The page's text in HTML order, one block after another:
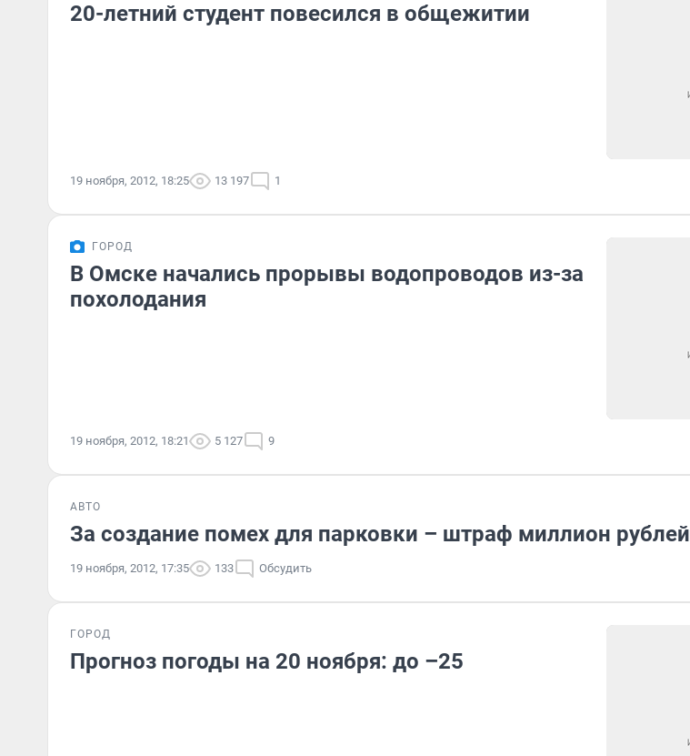
20-летний студент повесился в общежитии
19 ноября, 2012, 18:25 13 197 1
ГОРОД
В Омске начались прорывы водопроводов из-за
похолодания
19 ноября, 2012, 18:21 5 127 9
АВТО
За создание помех для парковки – штраф миллион рублей
19 ноября, 2012, 17:35 133 Обсудить
ГОРОД
Прогноз погоды на 20 ноября: до –25